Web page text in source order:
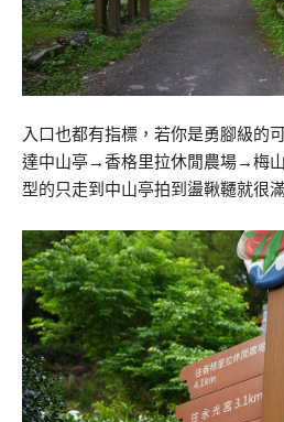
入口也都有指標，若你是勇腳級的
達中山亭→香格里拉休閒農場→梅
型的只走到中山亭拍到盪鞦韆就很